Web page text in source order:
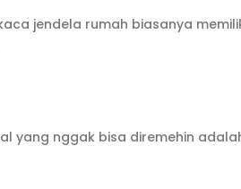
jendela rumah biasanya
yang nggak bisa diremehin